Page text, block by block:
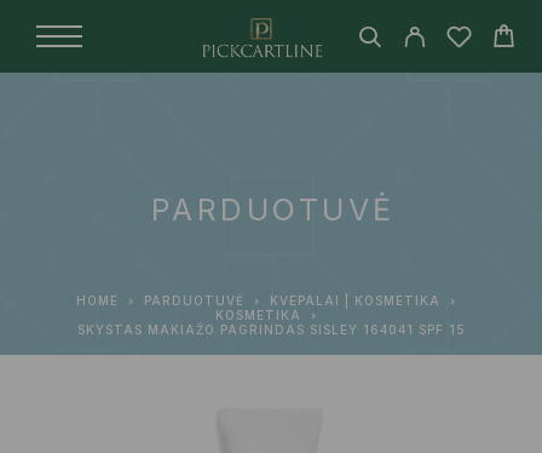
PARDUOTUVĖ
HOME PARDUOTUVĖ
KVEPALAI | KOSMETIKA
KOSMETIKA
SKYSTAS MAKIAŽO PAGRINDAS SISLEY 164041 SPF 15